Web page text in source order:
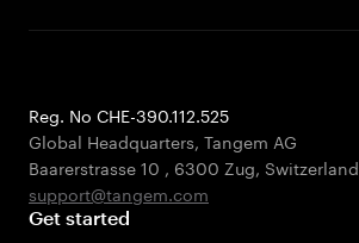
Reg. No CHE-390.112.525
Global Headquarters, Tangem AG
Baarerstrasse 10 , 6300 Zug, Switzerland
support@tangem.com
Get started